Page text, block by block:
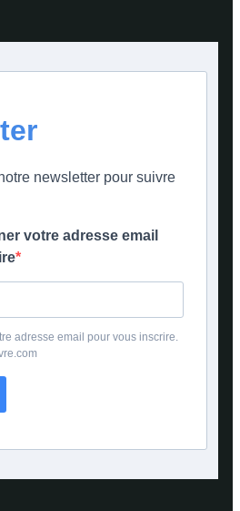
newsletter pour suivre
votre adresse email
adresse email pour vous inscrire.